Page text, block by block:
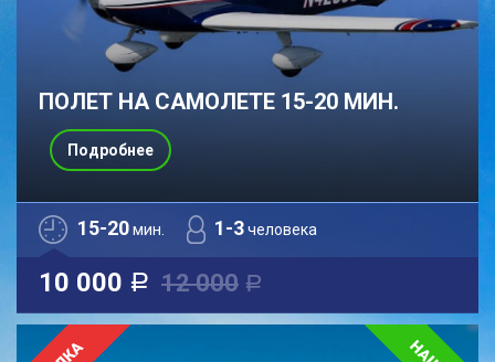
ПОЛЕТ НА САМОЛЕТЕ 15-20 МИН.
15-20мин. 1-3человека
10 000 a 12 000 a
Подробнее